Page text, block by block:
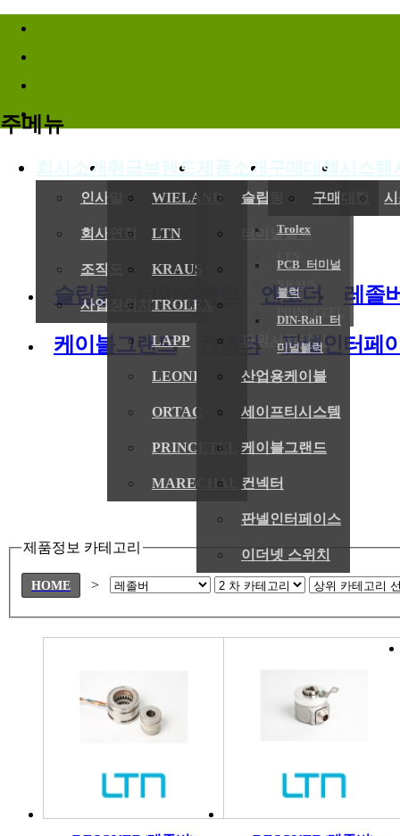
바로가기메뉴
주메뉴
회사소개
인사말
회사연혁
조직도
사업장위치/연락처
취급브랜드
WIELAND
LTN
KRAUS
TROLEX
LAPP
LEONI
ORTAC
PRINCETEL
MARECHAL
제품소개
슬립링
Trolex
KRAUS
PRINCETEL
터미널블럭
PCB 터미널
블럭
DIN-Rail 터
미널블럭
엔코더
레졸버
파워서플라이
산업용케이블
세이프티시스템
케이블그랜드
컨넥터
판넬인터페이스
이더넷 스위치
구매대행
구매대행
(
전기,기
슬립링 터미널블럭 엔코더 레졸
케이블그랜드 컨넥터 판넬인터페
제품정보 카테고리
HOME >